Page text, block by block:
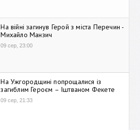
На війні загинув Герой з міста Перечин -
Михайло Манзич
09 сер, 23:00
На Ужгородщині попрощалися із
загиблим Героєм – Іштваном Фекете
09 сер, 21:33